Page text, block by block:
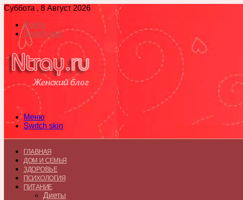
Суббота , 8 Август 2026
Войти
Switch skin
Меню
Switch skin
ГЛАВНАЯ
ДОМ И СЕМЬЯ
ЗДОРОВЬЕ
ПСИХОЛОГИЯ
ПИТАНИЕ
Диеты